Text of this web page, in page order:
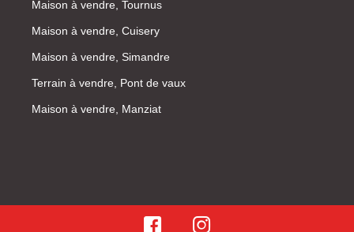
Maison à vendre, Pont de vaux
Maison à vendre, Tournus
Maison à vendre, Cuisery
Maison à vendre, Simandre
Terrain à vendre, Pont de vaux